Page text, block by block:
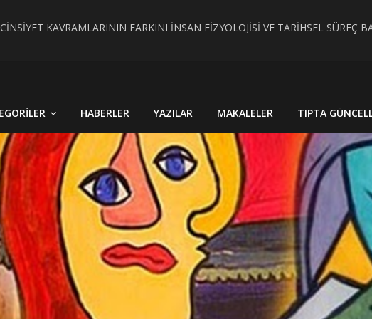
KAVRAMLARININ FARKINI İNSAN FİZYOLOJİSİ VE TARİHSEL SÜREÇ
HABERLER YAZILAR MAKALELER TIPTA